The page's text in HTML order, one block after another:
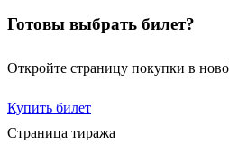
Готовы выбрать билет?
Откройте страницу покупки в
Купить билет
Страница тиража